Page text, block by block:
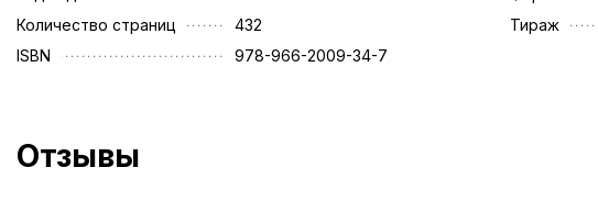
Количество страниц
432
ISBN
978-966-2009-34-7
Тираж
Отзывы